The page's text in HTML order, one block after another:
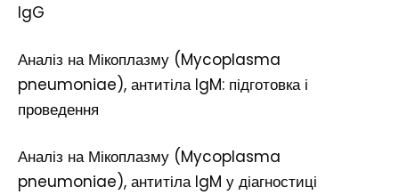
IgG
Аналіз на Мікоплазму (Mycoplasma
pneumoniae), антитіла IgM: підготовка і
проведення
Аналіз на Мікоплазму (Mycoplasma
pneumoniae), антитіла IgM у діагностиці